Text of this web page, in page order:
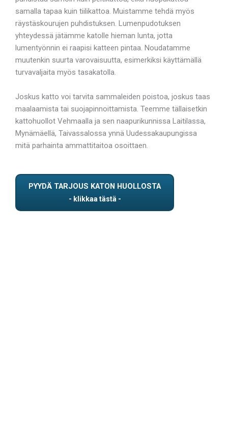
samalla tapaa kuin tiilikattoa. Muistamme tehdä myös
räystäskourujen puhdistuksen. Lumenpudotuksen
yhteydessä jätämme katolle hieman lunta, jotta
lumentyönnin ei raapisi katteen pintaa. Noudatamme
muutenkin suurta varovaisuutta, esimerkiksi käyttämällä
turvavaljaita myös tasakatolla.
Joskus katto voi tarvita sammaleiden poistoa, joskus taas
maalaamista tai suojapinnoittamista. Teemme tällaisetkin
kattohuollot Vehmaalla ja sen naapurikunnissa Laitilassa,
Mynämäellä, Taivassalossa ynnä Uudessakaupungissa
mitä parhainta ammattitaitoa osoittaen.
PYYDÄ TARJOUS KATON HUOLLOSTA